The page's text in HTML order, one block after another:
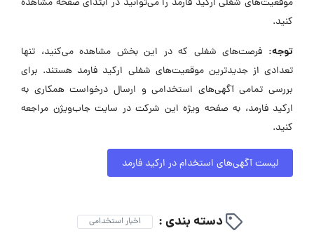
موقعیت‌های شغلی ارکید فارمد را می‌توانید در ابتدای صفحه مشاهده
کنید.
توجه: فرصت‌های شغلی که در این بخش مشاهده می‌کنید، تنها
تعدادی از جدیدترین موقعیت‌های شغلی ارکید فارمد هستند. برای
بررسی تمامی آگهی‌های استخدامی و ارسال درخواست همکاری به
ارکید فارمد، به صفحه ویژه این شرکت در سایت جاب‌ویژن مراجعه
کنید.
لیست آگهی‌های استخدام در ارکید فارمد
دسته بندی : اخبار استخدامی